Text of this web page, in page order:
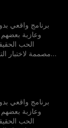
العلاقات
مالية. هل يمكن
وعازبة بعضهم
الحب
مصممة لاختبار
العلاقات
مالية. هل يمكن
وعازبة بعضهم
الحب